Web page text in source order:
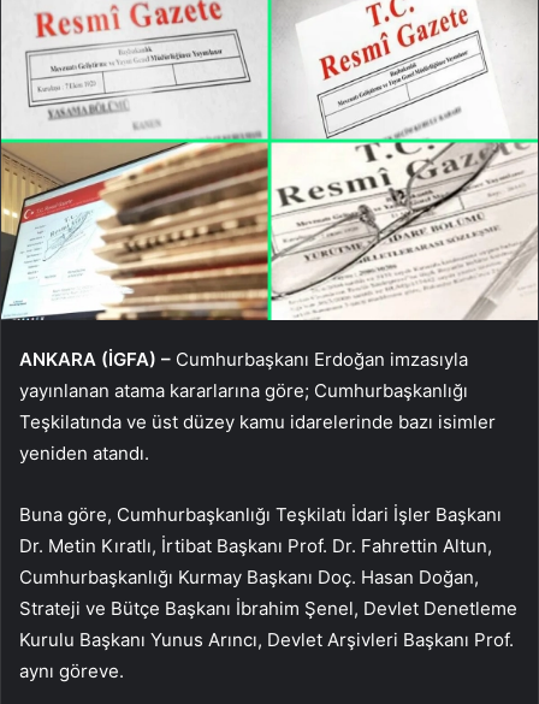
ANKARA (İGFA) – Cumhurbaşkanı Erdoğan imzasıyla
yayınlanan atama kararlarına göre; Cumhurbaşkanlığı
Teşkilatında ve üst düzey kamu idarelerinde bazı isimler
yeniden atandı.
Buna göre, Cumhurbaşkanlığı Teşkilatı İdari İşler Başkanı
Dr. Metin Kıratlı, İrtibat Başkanı Prof. Dr. Fahrettin Altun,
Cumhurbaşkanlığı Kurmay Başkanı Doç. Hasan Doğan,
Strateji ve Bütçe Başkanı İbrahim Şenel, Devlet Denetleme
Kurulu Başkanı Yunus Arıncı, Devlet Arşivleri Başkanı Prof.
aynı göreve.